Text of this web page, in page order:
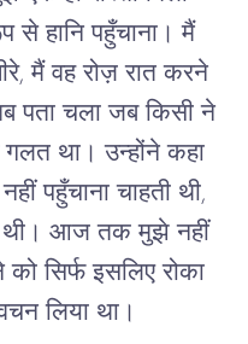
से हानि पहुँचाना। मैं
मैं वह रोज़ रात करने
पता चला जब किसी ने
गलत था। उन्होंने कहा
पहुँचाना चाहती थी,
थी। आज तक मुझे नहीं
सिर्फ इसलिए रोका
लिया था।